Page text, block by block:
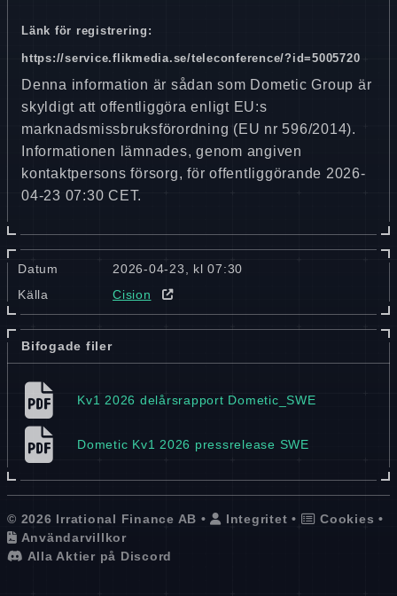
Länk för registrering:
https://service.flikmedia.se/teleconference/?id=5005720
Denna information är sådan som Dometic Group är
skyldigt att offentliggöra enligt EU:s
marknadsmissbruksförordning (EU nr 596/2014).
Informationen lämnades, genom angiven
kontaktpersons försorg, för offentliggörande 2026-
04-23 07:30 CET.
Datum
2026-04-23, kl 07:30
Källa
Cision
Bifogade filer
Kv1 2026 delårsrapport Dometic_​SWE
Dometic Kv1 2026 pressrelease SWE
© 2026 Irrational Finance AB • Integritet • Cookies •
Användarvillkor
Alla Aktier på Discord